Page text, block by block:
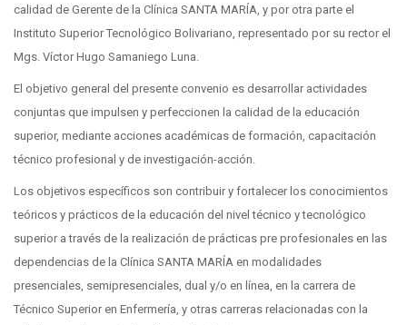
calidad de Gerente de la Clínica SANTA MARÍA, y por otra parte el
Instituto Superior Tecnológico Bolivariano, representado por su rector el
Mgs. Víctor Hugo Samaniego Luna.
El objetivo general del presente convenio es desarrollar actividades
conjuntas que impulsen y perfeccionen la calidad de la educación
superior, mediante acciones académicas de formación, capacitación
técnico profesional y de investigación-acción.
Los objetivos específicos son contribuir y fortalecer los conocimientos
teóricos y prácticos de la educación del nivel técnico y tecnológico
superior a través de la realización de prácticas pre profesionales en las
dependencias de la Clínica SANTA MARÍA en modalidades
presenciales, semipresenciales, dual y/o en línea, en la carrera de
Técnico Superior en Enfermería, y otras carreras relacionadas con la